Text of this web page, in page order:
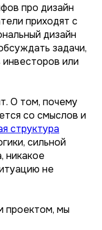
про дизайн
приходят с
дизайн
задачи,
инвесторов или
О том, почему
со смыслов и
структура
сильной
никакое
не
проектом, мы